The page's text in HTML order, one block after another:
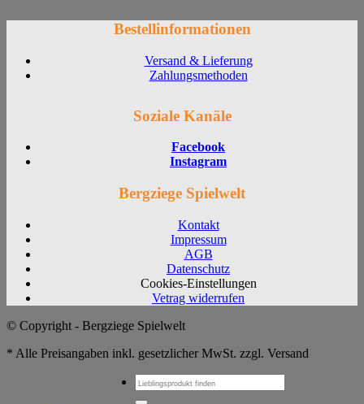
Bestellinformationen
Versand & Lieferung
Zahlungsmethoden
Soziale Kanäle
Facebook
Instagram
Bergziege Spielwelt
Kontakt
Impressum
AGB
Datenschutz
Cookies-Einstellungen
Vetrag widerrufen
© Copyright - Bergziege Spielwelt
* Alle Preisangaben inkl. gesetzlicher MwSt. zzgl. Versand
Suchen
nach: